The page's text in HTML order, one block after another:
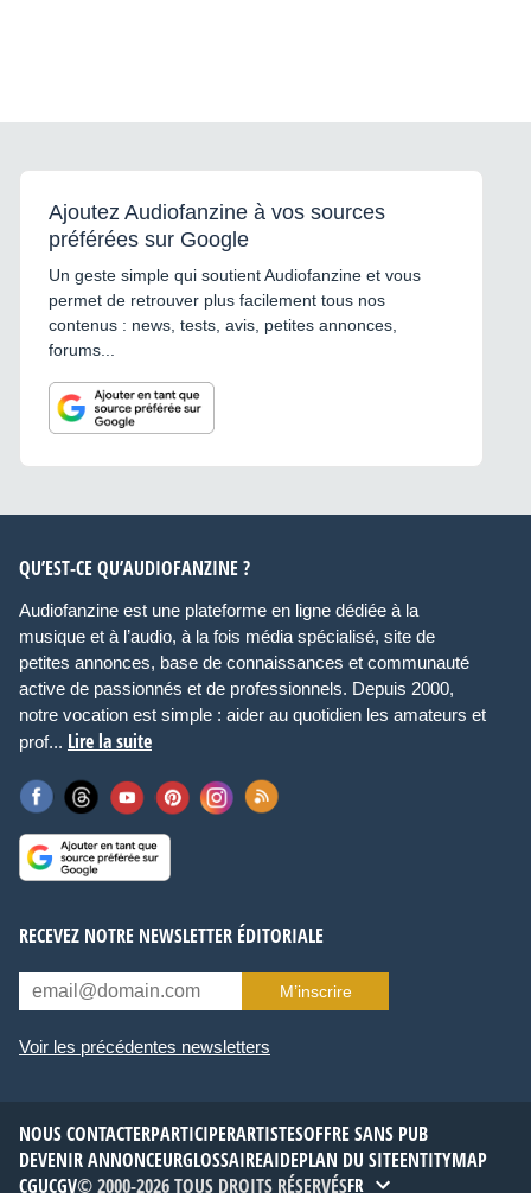
Ajoutez Audiofanzine à vos sources
préférées sur Google
Un geste simple qui soutient Audiofanzine et vous
permet de retrouver plus facilement tous nos
contenus : news, tests, avis, petites annonces,
forums...
QU’EST-CE QU’AUDIOFANZINE ?
Audiofanzine est une plateforme en ligne dédiée à la
musique et à l’audio, à la fois média spécialisé, site de
petites annonces, base de connaissances et communauté
active de passionnés et de professionnels. Depuis 2000,
notre vocation est simple : aider au quotidien les amateurs et
prof... Lire la suite
RECEVEZ NOTRE NEWSLETTER ÉDITORIALE
M’inscrire
Voir les précédentes newsletters
NOUS CONTACTERPARTICIPERARTISTESOFFRE SANS PUB
DEVENIR ANNONCEURGLOSSAIREAIDEPLAN DU SITEENTITYMAP
CGUCGV© 2000-2026 TOUS DROITS RÉSERVÉSFR